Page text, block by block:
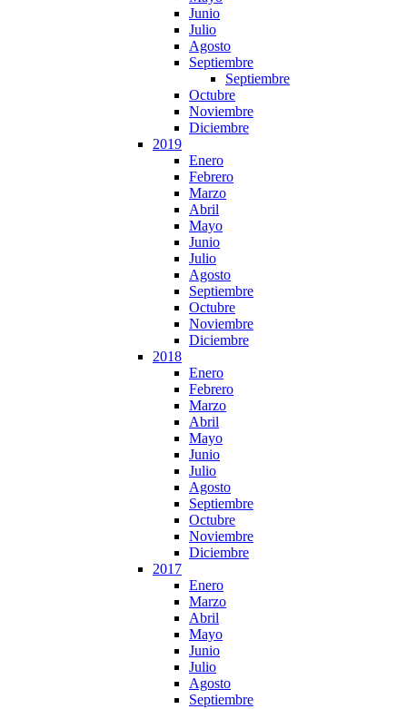
Junio
Julio
Agosto
Septiembre
Septiembre
Octubre
Noviembre
Diciembre
2019
Enero
Febrero
Marzo
Abril
Mayo
Junio
Julio
Agosto
Septiembre
Octubre
Noviembre
Diciembre
2018
Enero
Febrero
Marzo
Abril
Mayo
Junio
Julio
Agosto
Septiembre
Octubre
Noviembre
Diciembre
2017
Enero
Marzo
Abril
Mayo
Junio
Julio
Agosto
Septiembre